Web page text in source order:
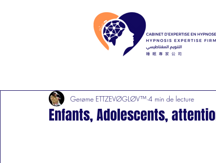
Enfants, Adolescents,
Gerøme ETTZEVØGLØV™ 4 min de lecture